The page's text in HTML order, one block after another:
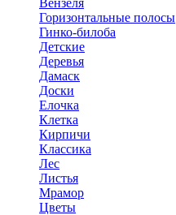
Вензеля
Горизонтальные полосы
Гинко-билоба
Детские
Деревья
Дамаск
Доски
Елочка
Клетка
Кирпичи
Классика
Лес
Листья
Мрамор
Цветы